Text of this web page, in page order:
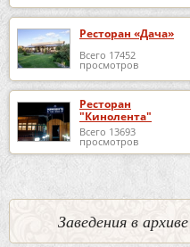
Ресторан «Дача»
Всего 17452
просмотров
Ресторан
"Кинолента"
Всего 13693
просмотров
Заведения в